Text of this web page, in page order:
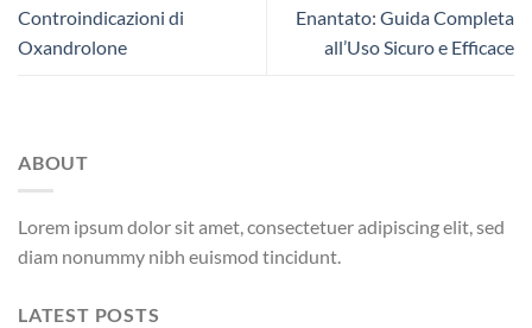
Controindicazioni di
Oxandrolone
Enantato: Guida Completa
all’Uso Sicuro e Efficace
ABOUT
Lorem ipsum dolor sit amet, consectetuer adipiscing elit, sed
diam nonummy nibh euismod tincidunt.
LATEST POSTS